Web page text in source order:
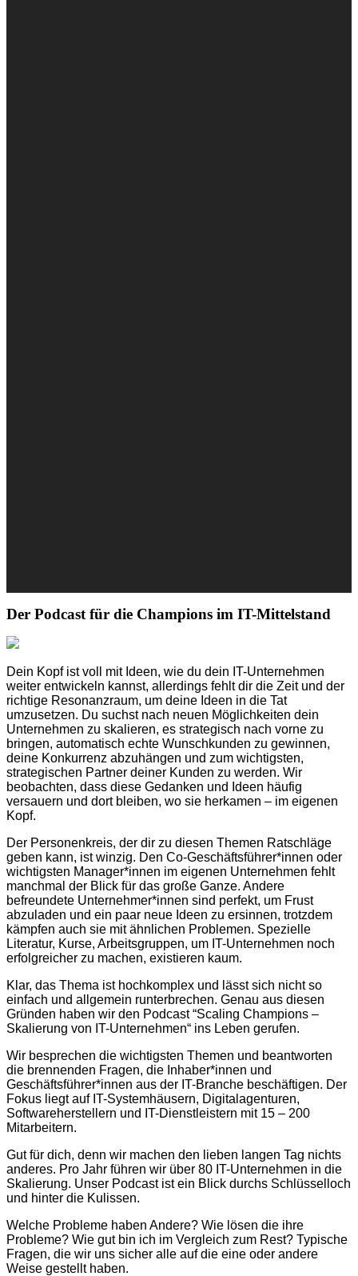
Der Podcast für die Champions im IT-Mittelstand
Dein Kopf ist voll mit Ideen, wie du dein IT-Unternehmen
weiter entwickeln kannst, allerdings fehlt dir die Zeit und der
richtige Re­so­nanz­raum, um deine Ideen in die Tat
umzusetzen. Du suchst nach neuen Möglichkeiten dein
Unternehmen zu skalieren, es strategisch nach vorne zu
bringen, automatisch echte Wunschkunden zu gewinnen,
deine Konkurrenz abzuhängen und zum wichtigsten,
strategischen Partner deiner Kunden zu werden. Wir
beobachten, dass diese Gedanken und Ideen häufig
versauern und dort bleiben, wo sie herkamen – im eigenen
Kopf.
Der Personenkreis, der dir zu diesen Themen Ratschläge
geben kann, ist winzig. Den Co-Geschäftsführer*innen oder
wichtigsten Manager*innen im eigenen Unternehmen fehlt
manchmal der Blick für das große Ganze. Andere
befreundete Unternehmer*innen sind perfekt, um Frust
abzuladen und ein paar neue Ideen zu ersinnen, trotzdem
kämpfen auch sie mit ähnlichen Problemen. Spezielle
Literatur, Kurse, Arbeitsgruppen, um IT-Unternehmen noch
erfolgreicher zu machen, existieren kaum.
Klar, das Thema ist hochkomplex und lässt sich nicht so
einfach und allgemein runterbrechen. Genau aus diesen
Gründen haben wir den Podcast “Scaling Champions –
Skalierung von IT-Unternehmen“ ins Leben gerufen.
Wir besprechen die wichtigsten Themen und beantworten
die brennenden Fragen, die Inhaber*innen und
Geschäftsführer*innen aus der IT-Branche beschäftigen. Der
Fokus liegt auf IT-Systemhäusern, Digitalagenturen,
Softwareherstellern und IT-Dienstleistern mit 15 – 200
Mitarbeitern.
Gut für dich, denn wir machen den lieben langen Tag nichts
anderes. Pro Jahr führen wir über 80 IT-Unternehmen in die
Skalierung. Unser Podcast ist ein Blick durchs Schlüsselloch
und hinter die Kulissen.
Welche Probleme haben Andere? Wie lösen die ihre
Probleme? Wie gut bin ich im Vergleich zum Rest? Typische
Fragen, die wir uns sicher alle auf die eine oder andere
Weise gestellt haben.